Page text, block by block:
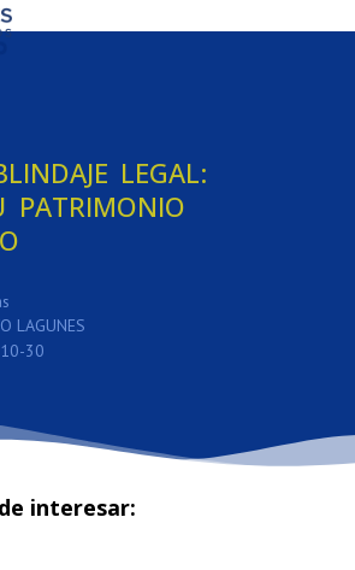
LEGAL:
PATRIMONIO
LAGUNES
30
interesar: